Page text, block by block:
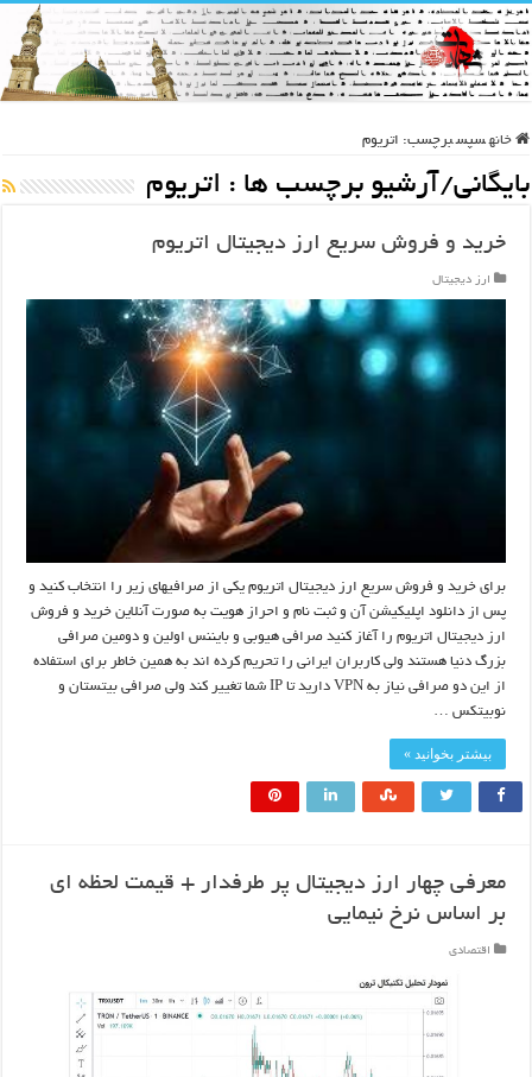
خانه سپس برچسب: اتریوم
بایگانی/آرشیو برچسب ها : اتریوم
خرید و فروش سریع ارز دیجیتال اتریوم
ارز دیجیتال
برای خرید و فروش سریع ارز دیجیتال اتریوم یکی از صرافیهای زیر را انتخاب کنید و
پس از دانلود اپلیکیشن آن و ثبت نام و احراز هویت به صورت آنلاین خرید و فروش
ارز دیجیتال اتریوم را آغاز کنید صرافی هیوبی و بایننس اولین و دومین صرافی
بزرگ دنیا هستند ولی کاربران ایرانی را تحریم کرده اند به همین خاطر برای استفاده
از این دو صرافی نیاز به VPN دارید تا IP شما تغییر کند ولی صرافی بیتستان و
نوبیتکس …
بیشتر بخوانید »
معرفی چهار ارز دیجیتال پر طرفدار + قیمت لحظه ای
بر اساس نرخ نیمایی
اقتصادی